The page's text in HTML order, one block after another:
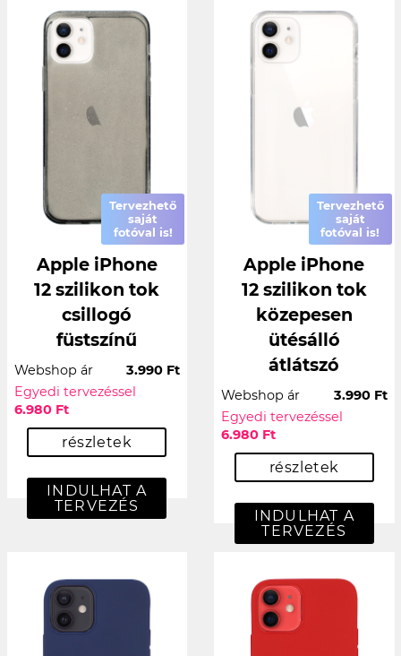
Tervezhető
saját
fotóval is!
Apple iPhone
12 szilikon tok
csillogó
füstszínű
Webshop ár
3.990 Ft
Egyedi tervezéssel
6.980 Ft
részletek
INDULHAT A
TERVEZÉS
Tervezhető
saját
fotóval is!
Apple iPhone
12 szilikon tok
közepesen
ütésálló
átlátszó
Webshop ár
3.990 Ft
Egyedi tervezéssel
6.980 Ft
részletek
INDULHAT A
TERVEZÉS